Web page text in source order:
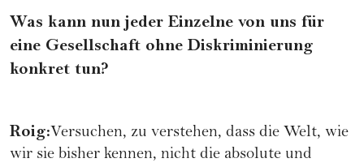
Was kann nun jeder Einzelne von uns für
eine Gesellschaft ohne Diskriminierung
konkret tun?
Roig:Versuchen, zu verstehen, dass die Welt, wie
wir sie bisher kennen, nicht die absolute und